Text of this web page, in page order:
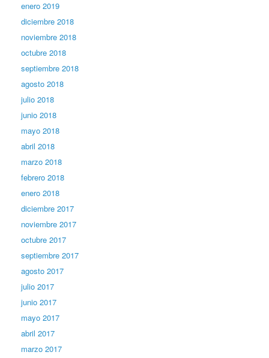
enero 2019
diciembre 2018
noviembre 2018
octubre 2018
septiembre 2018
agosto 2018
julio 2018
junio 2018
mayo 2018
abril 2018
marzo 2018
febrero 2018
enero 2018
diciembre 2017
noviembre 2017
octubre 2017
septiembre 2017
agosto 2017
julio 2017
junio 2017
mayo 2017
abril 2017
marzo 2017